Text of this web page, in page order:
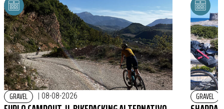
GRAVEL | 08-08-2026 GRAVEL